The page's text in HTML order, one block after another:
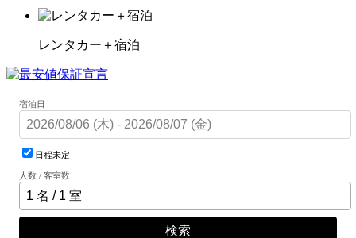
レンタカー＋宿泊
宿泊日
日程未定
人数 / 客室数
検索